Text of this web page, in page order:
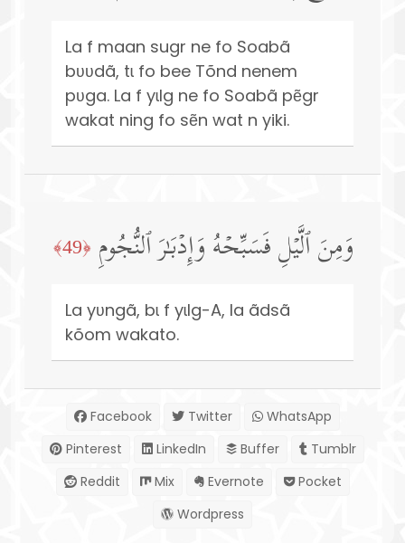
La f maan sugr ne fo Soabã
bʋʋdã, tɩ fo bee Tõnd nenem
pʋga. La f yɩlg ne fo Soabã pẽgr
wakat ning fo sẽn wat n yiki.
وَمِنَ ٱلَّیۡلِ فَسَبِّحۡهُ وَإِدۡبَـٰرَ ٱلنُّجُومِ ﴿49﴾
La yʋngã, bɩ f yɩlg-A, la ãdsã
kõom wakato.
Facebook Twitter
WhatsApp
Pinterest
LinkedIn Buffer
Tumblr
Reddit
Mix Evernote
Pocket
Wordpress